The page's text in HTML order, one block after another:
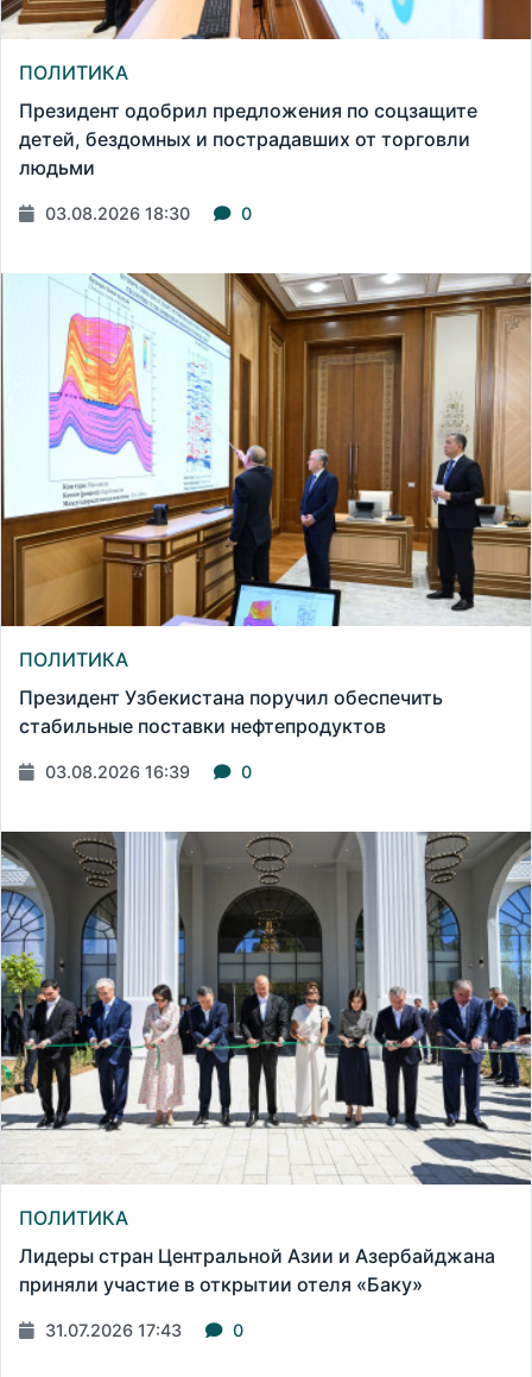
ПОЛИТИКА
Президент одобрил предложения по соцзащите
детей, бездомных и пострадавших от торговли
людьми
03.08.2026 18:30 0
ПОЛИТИКА
Президент Узбекистана поручил обеспечить
стабильные поставки нефтепродуктов
03.08.2026 16:39 0
ПОЛИТИКА
Лидеры стран Центральной Азии и Азербайджана
приняли участие в открытии отеля «Баку»
31.07.2026 17:43 0